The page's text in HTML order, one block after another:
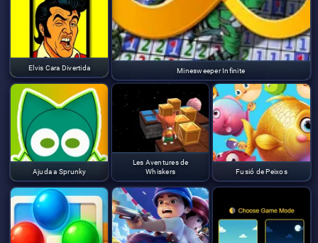
Minesweeper Infinite
Elvis Cara Divertida
Ajuda a Sprunky
Les Aventures de
Whiskers
Fusió de Peixos